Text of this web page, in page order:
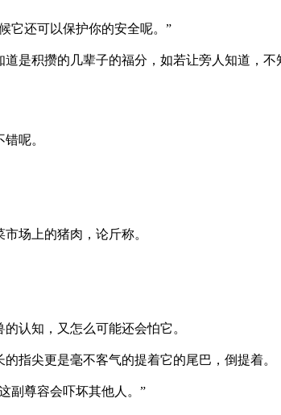
还可以保护你的安全呢。”
攒的几辈子的福分，如若让旁人知道，不
呢。
上的猪肉，论斤称。
知，又怎么可能还会怕它。
尖更是毫不客气的提着它的尾巴，倒提着。
尊容会吓坏其他人。”